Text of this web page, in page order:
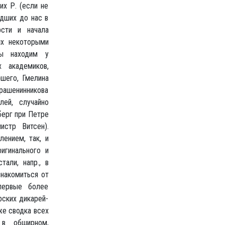
о нем в трудах Кавказского отдела Географического общества, позже в "Сборнике сведений о кавказских горцах", изд. Кавказским военно-народным управлением (10 томов), в "Сборнике статистических сведений о Кавказе", в "Сборнике сведений о местностях и племенах Кавказа", изд. при Кавказском учебном округе, в "Этнографическом сборнике", изд. при Румянцевском музее под ред. Вс. Миллера и т. д. Если ранее были известны только грузинский, армянский и татарский языки, то с 60-х годов началось изучение и других кавказских наречий — бар. Усларом, Загурским, позже Вс. Миллером (языки осетин, татов) и т. д. Главная деятельность по собиранию этнографических материалов долго сосредоточивалась у нас по преимуществу в двух учреждениях: в академии наук — посылавшей экспедиции, издававшей крупные этнографические труды и основавшей большой этнографический музей с богатыми собраниями бытовых предметов из разных местностей империи — и в географическом обществе, особенно в его отделении этнографии, собравшем много этнографических материалов в своем архиве. В 60-х годах началась усиленная деятельность по этнографии в Москве, выразившаяся в основании этнограф. отдела при обществе любителей естествознания, в устройстве этнограф. выставки 1867 г., положившей основание этнограф. отделению Румянцевского музея (подробно описанному в каталоге, изд. Вс. Миллером), наконец, в периодическом органе "Этнографическое обозрение", изд. с 1889 г. под ред. Н. Янчука. Подобный же орган возни